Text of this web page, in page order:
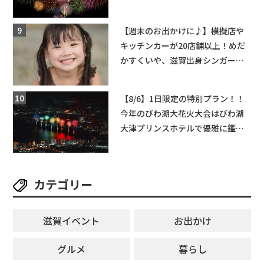
【週末のお出かけに♪】模擬店や
キッチンカーが20店舗以上！めだ
かすくいや、滋賀出身シンガーソ
【8/6】1日限定の特別プラン！！
今年のびわ湖大花火大会はびわ湖
大津プリンスホテルで優雅に鑑賞
カテゴリー
滋賀イベント
お出かけ
グルメ
暮らし